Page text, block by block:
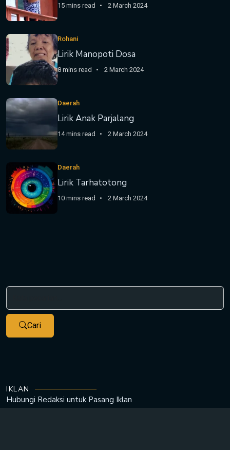
15 mins read 2 March 2024
Rohani
Lirik Manopoti Dosa
8 mins read 2 March 2024
Daerah
Lirik Anak Parjalang
14 mins read 2 March 2024
Daerah
Lirik Tarhatotong
10 mins read 2 March 2024
Cari
IKLAN
Hubungi Redaksi untuk Pasang Iklan